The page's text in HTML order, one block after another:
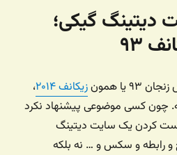
دیتینگ گیکی؛
۹۳
یا همون زیکانف ۲۰۱۴
،‌
چون کسی موضوعی پیشنهاد نکرد
کردن یک سایت دیتینگ
و رابطه و سکس و … نه بلکه